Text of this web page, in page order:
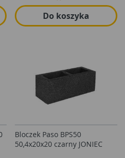
Do koszyka
Bloczek Paso BPS50
50,4x20x20 czarny JONIEC